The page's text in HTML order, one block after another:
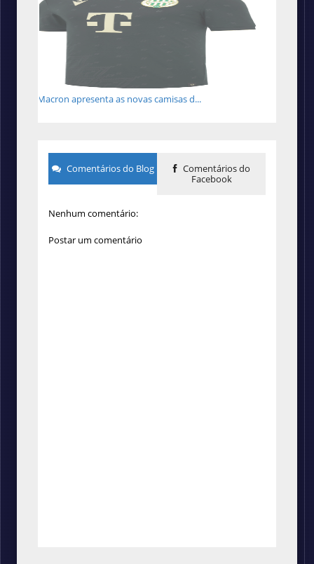
Macron apresenta as novas camisas d...
Comentários do Blog
Comentários do
Facebook
Nenhum comentário:
Postar um comentário